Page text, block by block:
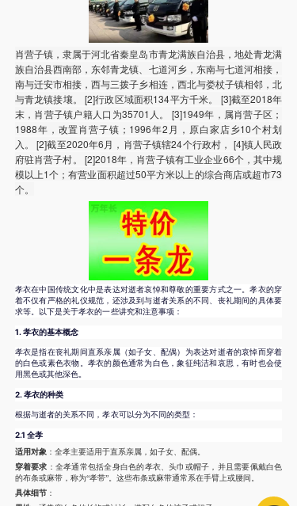
肖营子镇，隶属于河北省秦皇岛市青龙满族自治县，地处青龙满
族自治县西南部，东邻青龙镇、七道河乡，东南与七道河相接，
南与迁安市相接，西与三拨子乡相连，西北与娄杖子镇相邻，北
与青龙镇接壤。 [2]行政区域面积134平方千米。 [3]截至2018年
末，肖营子镇户籍人口为35701人。 [3]1949年，属肖营子区；
1988年，改置肖营子镇；1996年2月，原白家店乡10个村划
入。 [2]截至2020年6月，肖营子镇辖24个行政村， [4]镇人民政
府驻肖营子村。 [2]2018年，肖营子镇有工业企业66个，其中规
模以上1个；有营业面积超过50平方米以上的综合商店或超市73
个。
孝衣在中国传统文化中是表达对逝者哀悼和尊敬的重要方式之一。孝衣的穿
着不仅有严格的礼仪规范，还涉及到与逝者关系的不同、丧礼期间的具体要
求等。以下是关于孝衣的一些讲究和注意事项：
1. 孝衣的基本概念
孝衣是指在丧礼期间直系亲属（如子女、配偶）为表达对逝者的哀悼而穿着
的白色或素色衣物。孝衣的颜色通常为白色，象征纯洁和哀思，有时也会使
用黑色或其他深色。
2. 孝衣的种类
根据与逝者的关系不同，孝衣可以分为不同的类型：
2.1 全孝
适用对象 ：全孝主要适用于直系亲属，如子女、配偶。
穿着要求 ：全孝通常包括全身白色的孝衣、头巾或帽子，并且需要佩戴白色
的布条或麻带，称为“孝带”。这些布条或麻带通常系在手臂上或腰间。
具体细节：